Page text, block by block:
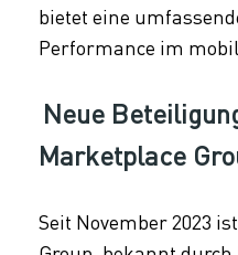
bietet eine
Performance im
Neue
Marketplace
Seit November 2023